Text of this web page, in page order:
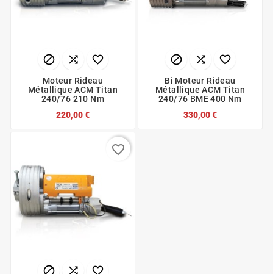
  
Moteur Rideau
Métallique ACM Titan
240/76 210 Nm
220,00 €
  
Bi Moteur Rideau
Métallique ACM Titan
240/76 BME 400 Nm
330,00 €
  
favorite_border